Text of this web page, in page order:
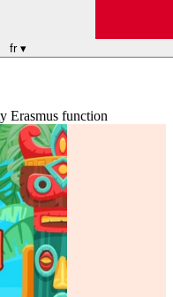
fr ▾
Erasmus function